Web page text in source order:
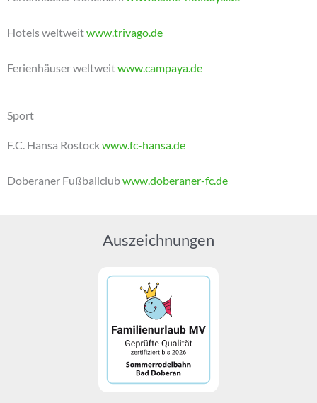
Hotels weltweitwww.trivago.de
Ferienhäuser weltweitwww.campaya.de
Sport
F.C. Hansa Rostockwww.fc-hansa.de
Doberaner Fußballclubwww.doberaner-fc.de
Auszeichnungen